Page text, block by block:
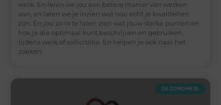
werk. En leren we jou een betere manier van werken
aan, en laten we je inzien wat nou echt je kwaliteiten
zijn. En jou zo in te laten zien wat jouw sterke punten en
hoe je die optimaal kunt beschrijven en gebruiken,
tijdens werk of sollicitatie. En helpen je ook naar het
zoeken
GEZONDHEID